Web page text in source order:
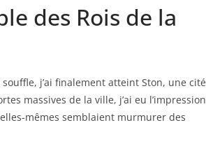
des Rois de la
j’ai finalement atteint Ston, une cité
massives de la ville, j’ai eu l’impression
mêmes semblaient murmurer des